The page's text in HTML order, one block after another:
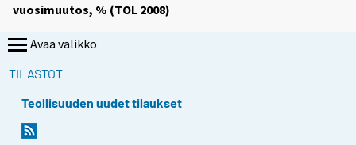
vuosimuutos, % (TOL 2008)
Avaa valikko
TILASTOT
Teollisuuden uudet tilaukset